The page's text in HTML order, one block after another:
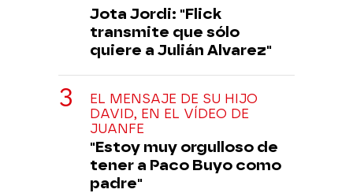
Jota Jordi: "Flick
transmite que sólo
quiere a Julián Alvarez"
EL MENSAJE DE SU HIJO
DAVID, EN EL VÍDEO DE
JUANFE
"Estoy muy orgulloso de
tener a Paco Buyo como
padre"